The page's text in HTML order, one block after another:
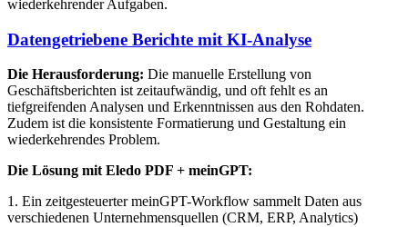
wiederkehrender Aufgaben.
Datengetriebene Berichte mit KI-Analyse
Die Herausforderung: Die manuelle Erstellung von
Geschäftsberichten ist zeitaufwändig, und oft fehlt es an
tiefgreifenden Analysen und Erkenntnissen aus den Rohdaten.
Zudem ist die konsistente Formatierung und Gestaltung ein
wiederkehrendes Problem.
Die Lösung mit Eledo PDF + meinGPT:
1. Ein zeitgesteuerter meinGPT-Workflow sammelt Daten aus
verschiedenen Unternehmensquellen (CRM, ERP, Analytics)